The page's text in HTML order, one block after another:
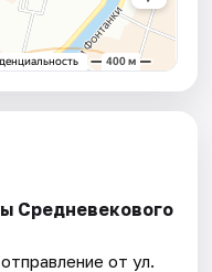
Средневекового
от ул.